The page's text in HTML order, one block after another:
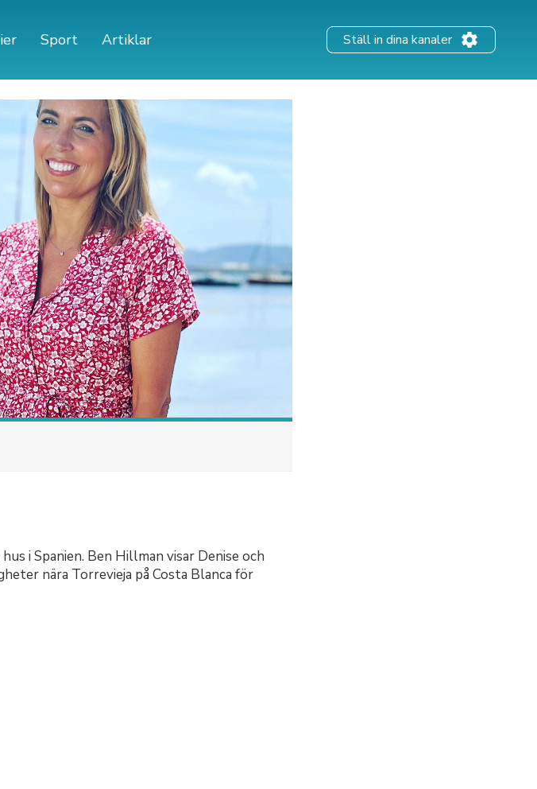
Sport Artiklar Ställ in dina kanaler
i Spanien. Ben Hillman visar Denise och
nära Torrevieja på Costa Blanca för